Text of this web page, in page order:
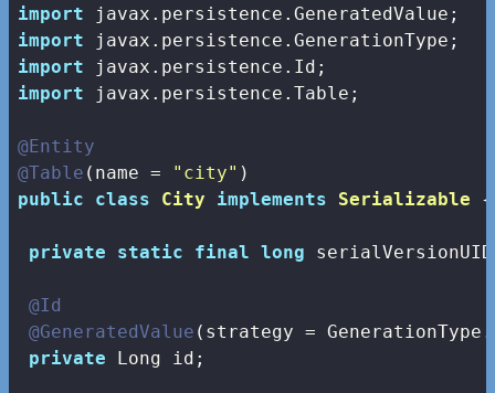
import
import
import
import javax.persistence.Table;
@Entity
@Table (name = "city"
public
class City implements Serializable {
private static final long
@Id
@GeneratedValue (strategy =
private Long id;